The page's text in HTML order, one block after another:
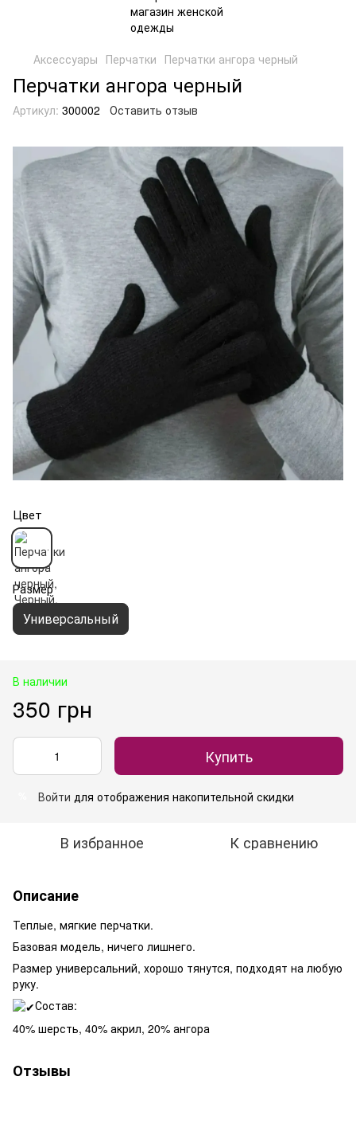
Аксессуары Перчатки Перчатки ангора черный
Перчатки ангора черный
Артикул: 300002 Оставить отзыв
Цвет
Размер
Универсальный
В наличии
350 грн
Купить
Войти для отображения накопительной скидки
В избранное К сравнению
Описание
Теплые, мягкие перчатки.
Базовая модель, ничего лишнего.
Размер универсальний, хорошо тянутся, подходят на любую
руку.
Состав:
40% шерсть, 40% акрил, 20% ангора
Отзывы